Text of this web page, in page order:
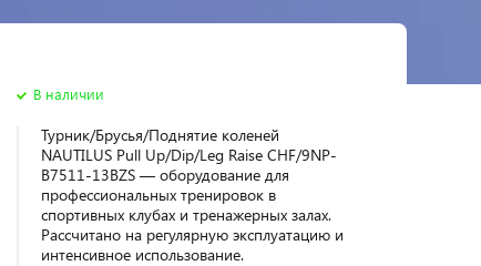
В наличии
Турник/Брусья/Поднятие коленей
NAUTILUS Pull Up/Dip/Leg Raise CHF/9NP-
B7511-13BZS — оборудование для
профессиональных тренировок в
спортивных клубах и тренажерных залах.
Рассчитано на регулярную эксплуатацию и
интенсивное использование.